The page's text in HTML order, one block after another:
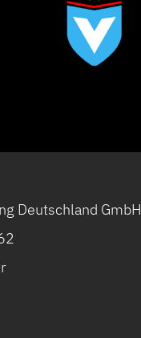
Deutschland GmbH